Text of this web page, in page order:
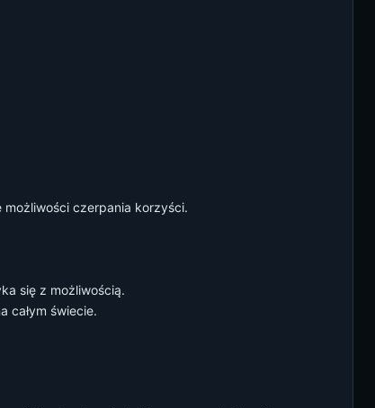
czerpania korzyści.
się z możliwością.
całym świecie.